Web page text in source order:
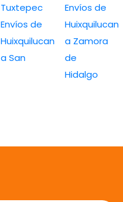
Tuxtepec
Envíos de
Huixquilucan
a San
Envíos de
Huixquilucan
a Zamora
de
Hidalgo